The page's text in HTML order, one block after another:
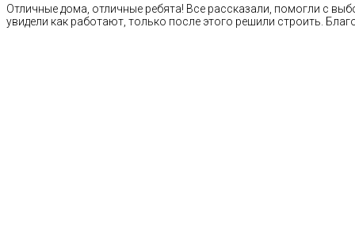
Отличные дома, отличные ребята! Все рассказали, помогли с
увидели как работают, только после этого решили строить.